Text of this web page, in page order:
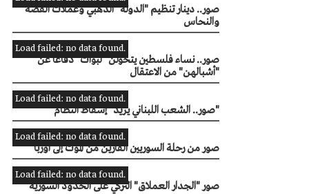
صور.. دينار تنظيم "الدولة" الذهبي وعملات الفضة
والنحاس
Load failed: no data found.
صور.. نساء فلسطين يتحولن "لبؤات" دفاعاً عن
"أشبالهن" من الاعتقال
Load failed: no data found.
صور.. الشعب اللبناني يريد "إسقاط النظام"
Load failed: no data found.
صور من رحلة السوريين الفارين من الموت إلى أوربا
Load failed: no data found.
صور "الجدار العملاق" التركي على الحدود السورية